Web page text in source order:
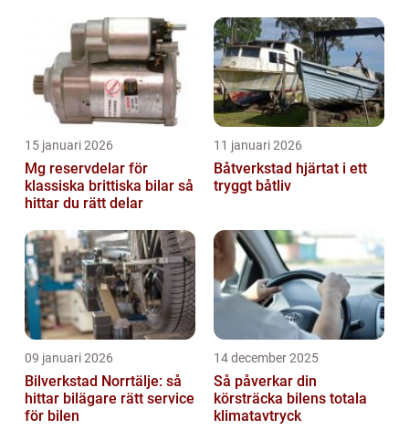
15 januari 2026
Mg reservdelar för
klassiska brittiska bilar så
hittar du rätt delar
11 januari 2026
Båtverkstad hjärtat i ett
tryggt båtliv
09 januari 2026
Bilverkstad Norrtälje: så
hittar bilägare rätt service
för bilen
14 december 2025
Så påverkar din
körsträcka bilens totala
klimatavtryck